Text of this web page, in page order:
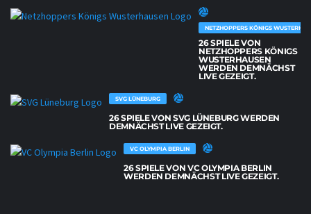
NETZHOPPERS KÖNIGS
26 SPIELE VON
NETZHOPPERS KÖNIGS
WUSTERHAUSEN
WERDEN DEMNÄCHST
LIVE GEZEIGT.
SVG LÜNEBURG
26 SPIELE VON SVG LÜNEBURG WERDEN
DEMNÄCHST LIVE GEZEIGT.
VC OLYMPIA BERLIN
26 SPIELE VON VC OLYMPIA BERLIN
WERDEN DEMNÄCHST LIVE GEZEIGT.